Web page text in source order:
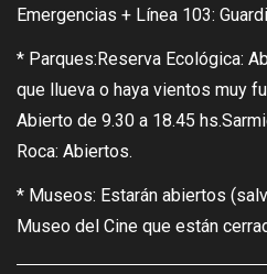
Emergencias + Línea 103:
* Parques:Reserva Ecológica:
que llueva o haya vientos muy
Abierto de 9.30 a 18.45
Roca: Abiertos.
* Museos: Estarán abiertos
Museo del Cine que están